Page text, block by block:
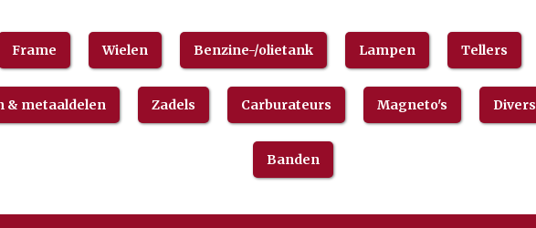
Frame Wielen Benzine-/olietank Lampen Tellers
& metaaldelen Zadels Carburateurs Magneto's Divers
Banden